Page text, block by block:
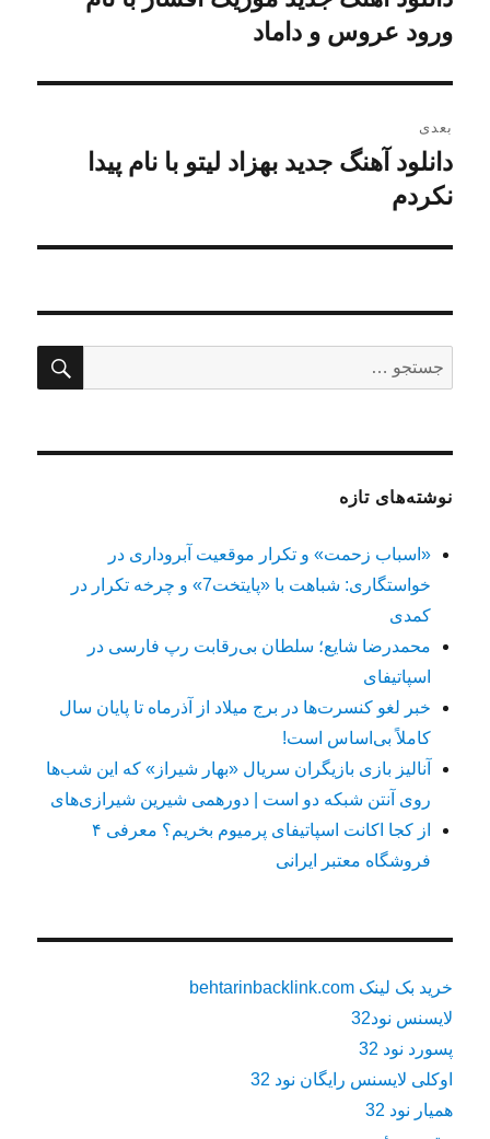
قبلی:
ورود عروس و داماد
بعدی
نوشته
بعدی:
دانلود آهنگ جدید بهزاد لیتو با نام پیدا
نکردم
برای:
نوشته‌های تازه
«اسباب زحمت» و تکرار موقعیت آبروداری در
خواستگاری: شباهت با «پایتخت7» و چرخه تکرار در
کمدی
محمدرضا شایع؛ سلطان بی‌رقابت رپ فارسی در
اسپاتیفای
خبر لغو کنسرت‌ها در برج میلاد از آذرماه تا پایان سال
کاملاً بی‌اساس است!
آنالیز بازی بازیگران سریال «بهار شیراز» که این شب‌ها
روی آنتن شبکه دو است | دورهمی شیرین شیرازی‌های
از کجا اکانت اسپاتیفای پرمیوم بخریم؟ معرفی ۴
فروشگاه معتبر ایرانی
خرید بک لینک behtarinbacklink.com
لایسنس نود32
پسورد نود 32
اوکلی لایسنس رایگان نود 32
همیار نود 32